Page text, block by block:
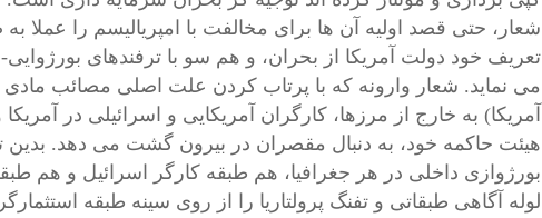
شعار، حتی قصد اولیه آن ها برای مخالفت با امپریالیسم را عملا
تعریف خود دولت آمریکا از بحران، و هم سو با ترفندهای
می نماید. شعار وارونه که با پرتاب کردن علت اصلی مصائب مادی
آمریکا) به خارج از مرزها، کارگران آمریکایی و اسرائیلی در
هیئت حاکمه خود، به دنبال مقصران در بیرون گشت می دهد. بدین
بورژوازی داخلی در هر جغرافیا، هم طبقه کارگر اسرائیل و هم
لوله آگاهی طبقاتی و تفنگ پرولتاریا را از روی سینه طبقه